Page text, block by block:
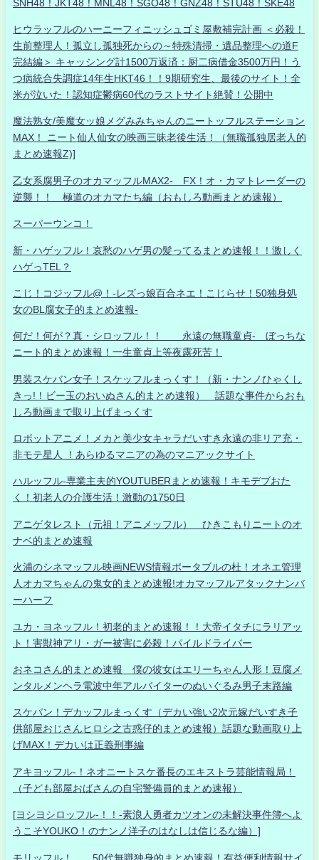
SNH48！JKT48！MNL48！SGO48！GNZ48！STU48！SKE48
ヒウラッフルのハーニーフィニッシュゴミ屋敷補完計画 ＜必殺！
生前整理人！孤立し孤独死からの～特殊清掃・遺品整理への道F
完結編＞ キャッシング計1500万返済：厨二病借金3500万円！う
つ病統合失調症14年生HKT46！！9期研究生、最後のサイト！全
米が泣いた！認知症鬱病60代のラストサイト絶賛！公開中
魔法熟女/美魔女ッ娘メグみみちゃんのニートッフルステーション
MAX！ ニート仙人仙女の映画三昧老後生活！（無職孤独居老人的
まとめ速報Z)]
乙女系腐男子のオカマッフルMAX2- FX！オ・カマトレーダーの
逆襲！！ 極道のオカマたち編（おもしろ動画まとめ速報）
スーパーウンコ！
新・ハゲッフル！哀愁のハゲ男の髪ってるまとめ速報！！激しく
ハゲっTEL？
こじ！コジッフル@！-レズっ娘百合ネエ！こじらせ！50独身処
女のBL腐女子的まとめ速報-
何だ！何が？真・シロッフル！！ 永遠の無職童貞- ぼっちな
ニート的まとめ速報！一生童貞上等夜露死苦！
男装スケバン女子！スケッフルまっくす！（新・ナンノひゃくし
きっ!！ビー玉のおいぬさん的まとめ速報） 話題な事件からおも
しろ動画まで取り上げまっくす
ロボットアニメ！メカと美少女キャラだいすき永遠の非リア充・
非モテ星人 ！あらゆるマニアの為のマニアックサイト
ハルッフル-専業主夫的YOUTUBERまとめ速報！キモデブおた
く！初老人の介護生活！激動の1750日
アニゲタレスト（元祖！アニメッフル） ひきこもりニートのオ
ナベ的まとめ速報
火浦のシネマッフル映画NEWS情報ポータブルの杜！オネエ管理
人オカマちゃんの鬼女的まとめ速報!オカマッフルアタックナンバ
ーハーフ
ユカ・ヨネッフル！初老的まとめ速報！！大帝イタチにラリアッ
ト！害獣神アリ・ガー被害に必殺！パイルドライバー
おネコさん的まとめ速報 僕の彼女はエリーちゃん人形！豆腐メ
ンタルメンヘラ電波中年アルバイターのぬいぐるみ男子末路編
スケバン！デカッフルまっくす（デカい強い2次元嫁だいすき子
供部屋おじさんヒロシ之古惑仔的まとめ速報）話題な動画取り上
げMAX！デカいは正義刑事編
アキヨッフル-！ネオニートスケ番長のエキストラ芸能情報局！
（子ども部屋おばさんの自宅警備員的まとめ速報）
[ヨシヨシロッフル-！！-素浪人勇者カツオンの未解決事件簿へよ
うこそYOUKO！のナンノ洋子のはなしは信じるな編）]
モリッフル！ 50代無職独身的まとめ速報！有益便利情報サイ